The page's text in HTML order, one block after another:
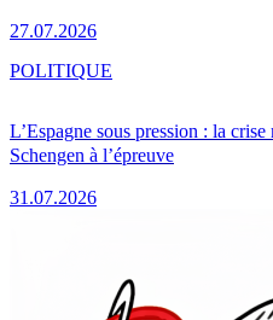
27.07.2026
L’Espagne sous pression : la
Schengen à l’épreuve
31.07.2026
POLITIQUE